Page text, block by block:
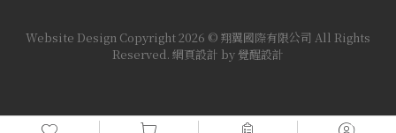
Website Design Copyright 2026 © 翔翼國際有限公司 All Rights
Reserved. 網頁設計 by覺醒設計